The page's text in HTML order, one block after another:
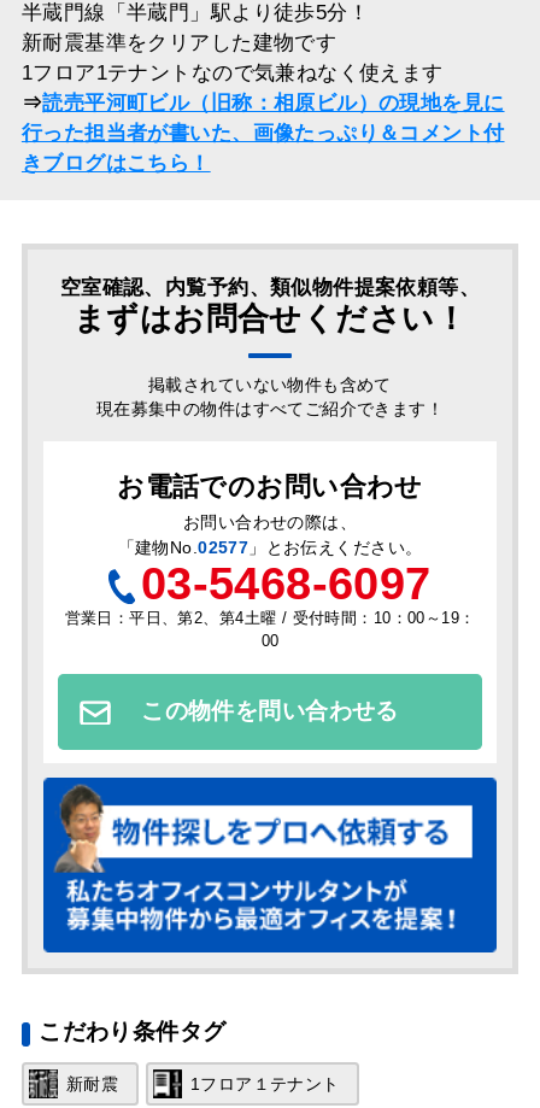
半蔵門線「半蔵門」駅より徒歩5分！
新耐震基準をクリアした建物です
1フロア1テナントなので気兼ねなく使えます
⇒読売平河町ビル（旧称：相原ビル）の現地を見に
行った担当者が書いた、画像たっぷり＆コメント付
きブログはこちら！
空室確認、内覧予約、類似物件提案依頼等、
まずはお問合せください！
掲載されていない物件も含めて
現在募集中の物件はすべてご紹介できます！
お電話でのお問い合わせ
お問い合わせの際は、
「建物No.02577 」とお伝えください。
03-5468-6097
営業日：平日、第2、第4土曜 / 受付時間：10：00～19：
00
この物件を問い合わせる
こだわり条件タグ
新耐震 1フロア１テナント